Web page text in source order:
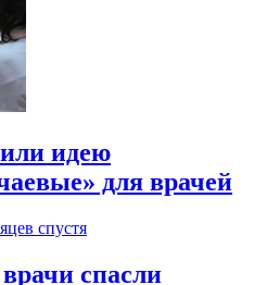
идею
для врачей
спустя
спасли